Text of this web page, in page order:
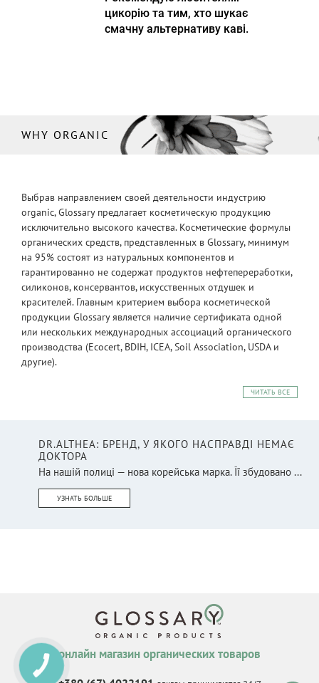
цикорію та тим, хто шукає
смачну альтернативу каві.
WHY ORGANIC
Выбрав направлением своей деятельности индустрию
organic, Glossary предлагает косметическую продукцию
исключительно высокого качества. Косметические формулы
органических средств, представленных в Glossary, минимум
на 95% состоят из натуральных компонентов и
гарантированно не содержат продуктов нефтепереработки,
силиконов, консервантов, искусственных отдушек и
красителей. Главным критерием выбора косметической
продукции Glossary является наличие сертификата одной
или нескольких международных ассоциаций органического
производства (Ecocert, BDIH, ICEA, Soil Association, USDA и
другие).
ЧИТАТЬ ВСЕ
DR.ALTHEA: БРЕНД, У ЯКОГО НАСПРАВДІ НЕМАЄ
ДОКТОРА
На нашій полиці — нова корейська марка. Її збудовано ...
УЗНАТЬ БОЛЬШЕ
онлайн магазин органических товаров
КНОПКА
СВЯЗИ